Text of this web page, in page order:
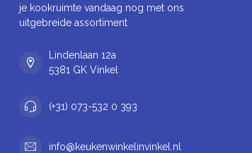
je kookruimte vandaag nog met ons
uitgebreide assortiment
Lindenlaan 12a
5381 GK Vinkel
(+31) 073-532 0 393
info@keukenwinkelinvinkel.nl